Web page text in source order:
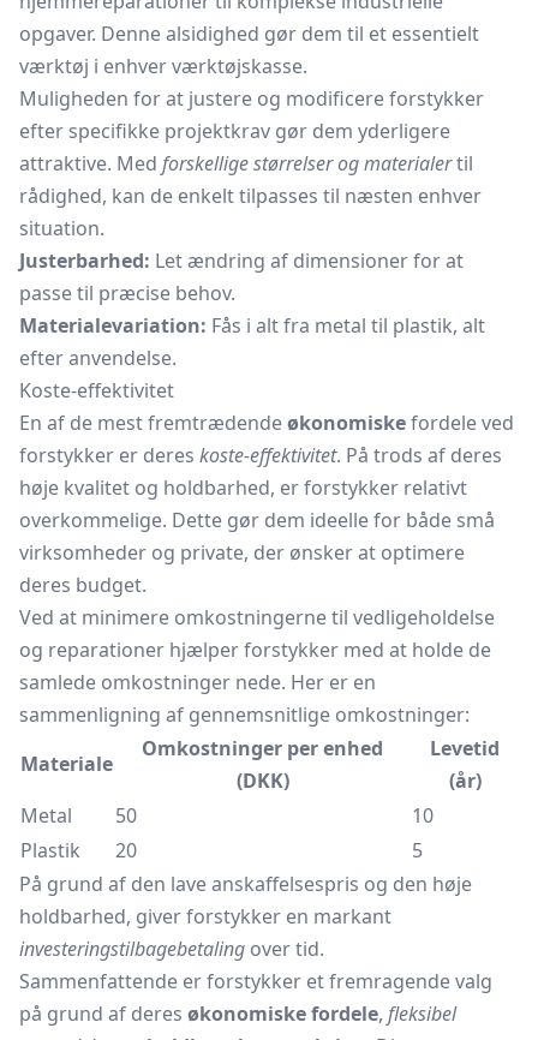
opgaver. Denne alsidighed gør dem til et essentielt
værktøj i enhver værktøjskasse.
Muligheden for at justere og modificere forstykker
efter specifikke projektkrav gør dem yderligere
attraktive. Med forskellige størrelser og materialertil
rådighed, kan de enkelt tilpasses til næsten enhver
situation.
Justerbarhed: Let ændring af dimensioner for at
passe til præcise behov.
Materialevariation: Fås i alt fra metal til plastik, alt
efter anvendelse.
Koste-effektivitet
En af de mest fremtrædendeøkonomiskefordele ved
forstykker er deres koste-effektivitet. På trods af deres
høje kvalitet og holdbarhed, er forstykker relativt
overkommelige. Dette gør dem ideelle for både små
virksomheder og private, der ønsker at optimere
deres budget.
Ved at minimere omkostningerne til vedligeholdelse
og reparationer hjælper forstykker med at holde de
samlede omkostninger nede. Her er en
sammenligning af gennemsnitlige omkostninger:
Materiale
Omkostninger per enhed
(DKK)
Levetid
(år)
Metal
50
10
Plastik
20
5
På grund af den lave anskaffelsespris og den høje
holdbarhed, giver forstykker en markant
investeringstilbagebetaling over tid.
Sammenfattende er forstykker et fremragende valg
på grund af deres økonomiske fordele, fleksibel